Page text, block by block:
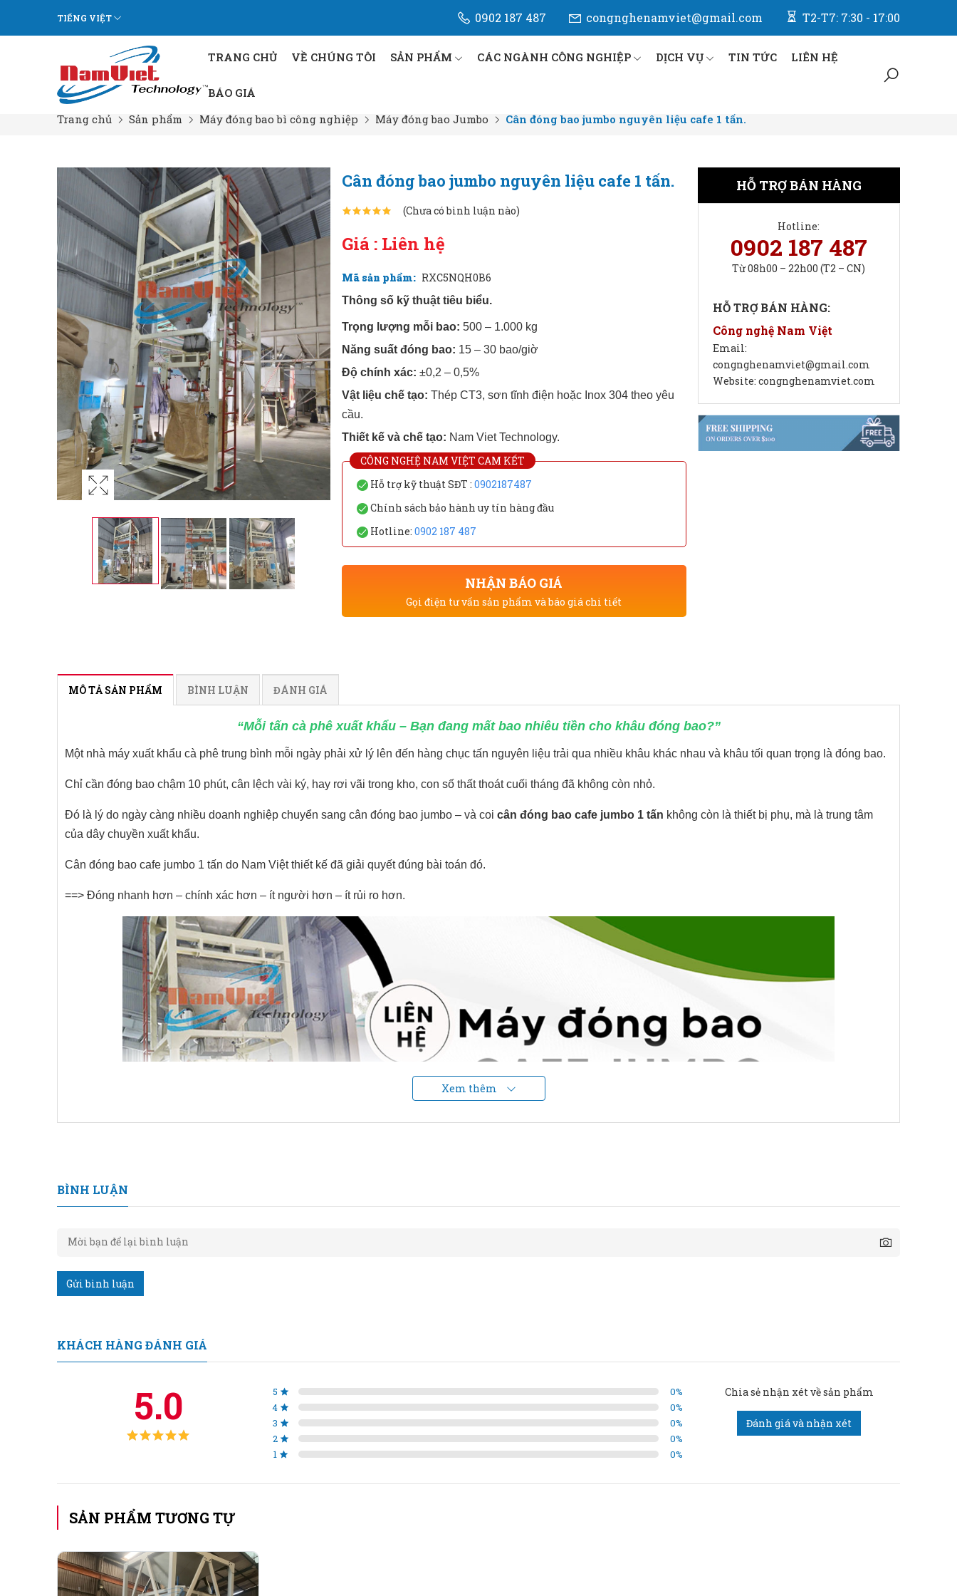
TIẾNG VIỆT 0902 187 487 congnghenamviet@gmail.com T2-T7: 7:30 - 17:00
TRANG CHỦ VỀ CHÚNG TÔI SẢN PHẨM CÁC NGÀNH CÔNG NGHIỆP DỊCH VỤ TIN TỨC LIÊN HỆ
BÁO GIÁ
Trang chủ
Sản phẩm Máy đóng bao bì công nghiệp Máy đóng bao Jumbo Cân đóng bao jumbo nguyên liệu cafe 1 tấn.
Cân đóng bao jumbo nguyên liệu cafe 1 tấn.
(Chưa có bình luận nào)
Giá : Liên hệ
Mã sản phẩm: RXC5NQH0B6
Thông số kỹ thuật tiêu biểu.
Trọng lượng mỗi bao: 500 – 1.000 kg
Năng suất đóng bao: 15 – 30 bao/giờ
Độ chính xác: ±0,2 – 0,5%
Vật liệu chế tạo: Thép CT3, sơn tĩnh điện hoặc Inox 304 theo yêu
cầu.
Thiết kế và chế tạo: Nam Viet Technology.
CÔNG NGHỆ NAM VIỆT CAM KẾT
Hỗ trợ kỹ thuật SĐT : 0902187487
Chính sách bảo hành uy tín hàng đầu
Hotline: 0902 187 487
NHẬN BÁO GIÁ
Gọi điện tư vấn sản phẩm và báo giá chi tiết
HỖ TRỢ BÁN HÀNG
Hotline:
0902 187 487
Từ 08h00 – 22h00 (T2 – CN)
HỖ TRỢ BÁN HÀNG:
Công nghệ Nam Việt
Email:
congnghenamviet@gmail.com
Website: congnghenamviet.com
MÔ TẢ SẢN PHẨM BÌNH LUẬN ĐÁNH GIÁ
“Mỗi tấn cà phê xuất khẩu – Bạn đang mất bao nhiêu tiền cho khâu đóng bao?”
Một nhà máy xuất khẩu cà phê trung bình mỗi ngày phải xử lý lên đến hàng chục tấn nguyên liệu trải qua nhiều khâu khác nhau và khâu tối quan trọng là đóng bao.
Chỉ cần đóng bao chậm 10 phút, cân lệch vài ký, hay rơi vãi trong kho, con số thất thoát cuối tháng đã không còn nhỏ.
Đó là lý do ngày càng nhiều doanh nghiệp chuyển sang cân đóng bao jumbo – và coi cân đóng bao cafe jumbo 1 tấn không còn là thiết bị phụ, mà là trung tâm
của dây chuyền xuất khẩu.
Cân đóng bao cafe jumbo 1 tấn do Nam Việt thiết kế đã giải quyết đúng bài toán đó.
==> Đóng nhanh hơn – chính xác hơn – ít người hơn – ít rủi ro hơn.
2. Cân thủ công → sai số → độ hao hụt cao.
3. Bao nhỏ → tốn thời gian xếp dỡ.
Cân đóng bao cafe jumbo hoạt động như thế nào?
Cấu hình chính:
Xem thêm
BÌNH LUẬN
Gửi bình luận
KHÁCH HÀNG ĐÁNH GIÁ
5.0 5 0%
4
0%
3
0%
2
0%
1
0%
Chia sẻ nhận xét về sản phẩm
Đánh giá và nhận xét
SẢN PHẨM TƯƠNG TỰ